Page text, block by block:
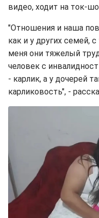
видео, ходит на ток-
"Отношения и наша
как и у других семей,
меня они тяжелый
человек с
- карлик, а у дочерей
карликовость", -